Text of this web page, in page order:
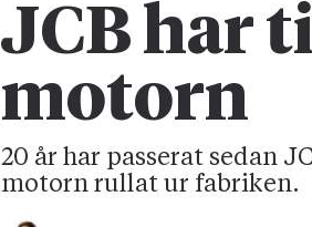
JCB har
motorn
20 år har passerat sedan
motorn rullat ur fabriken.